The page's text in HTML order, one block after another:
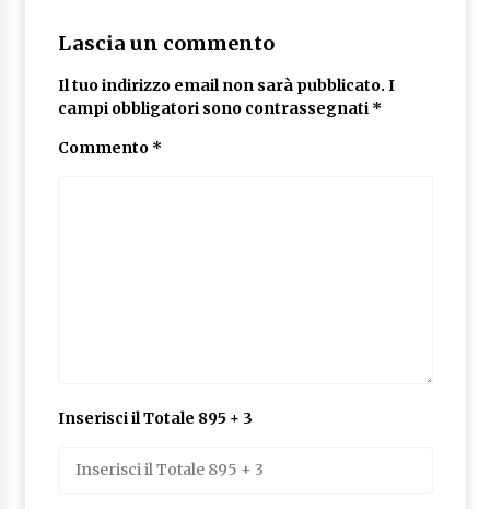
Lascia un commento
Il tuo indirizzo email non sarà pubblicato. I
campi obbligatori sono contrassegnati *
Commento *
Inserisci il Totale 895 + 3